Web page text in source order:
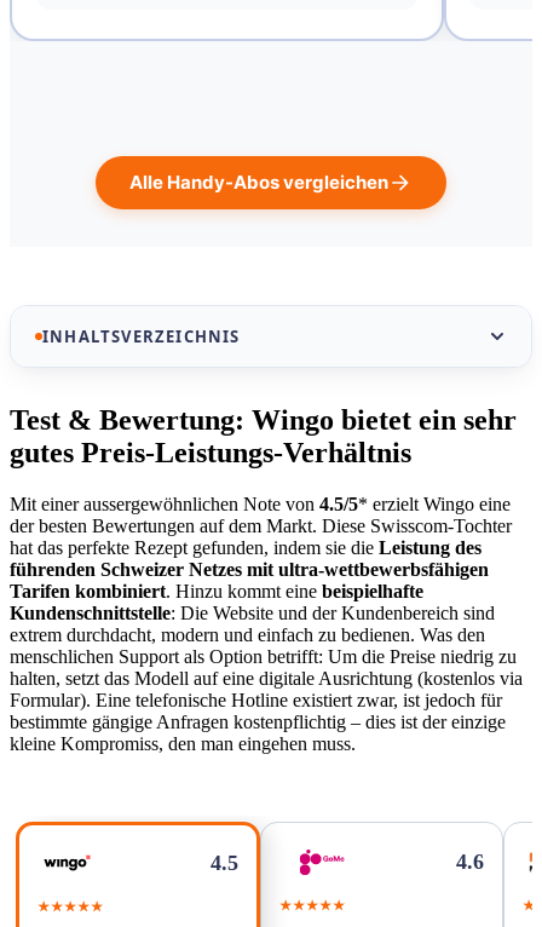
Alle Handy-Abos vergleichen
INHALTSVERZEICHNIS
Unsere Auswahl der besten Handy-Abos von Wingo
Test & Bewertung: Wingo bietet ein sehr gutes Preis-
Die Netzabdeckung von Wingo ist identisch mit der
von Swisscom!
Wingo-Bewertungen: Warum gibt es einen so grossen
Unterschied zwischen der Trustpilot-Note und der
Realität?
Wingo: Ein sehr interessantes Preis-Leistungs-
Verhältnis
Mobilfunkabonnements
Test & Bewertung: Wingo bietet ein sehr
gutes Preis-Leistungs-Verhältnis
Mit einer aussergewöhnlichen Note von 4.5/5* erzielt Wingo eine
der besten Bewertungen auf dem Markt. Diese Swisscom-Tochter
hat das perfekte Rezept gefunden, indem sie die Leistung des
führenden Schweizer Netzes mit ultra-wettbewerbsfähigen
Tarifen kombiniert. Hinzu kommt eine beispielhafte
Kundenschnittstelle: Die Website und der Kundenbereich sind
extrem durchdacht, modern und einfach zu bedienen. Was den
menschlichen Support als Option betrifft: Um die Preise niedrig zu
halten, setzt das Modell auf eine digitale Ausrichtung (kostenlos via
Formular). Eine telefonische Hotline existiert zwar, ist jedoch für
bestimmte gängige Anfragen kostenpflichtig – dies ist der einzige
kleine Kompromiss, den man eingehen muss.
4.5
★★★★★
4.6
★★★★★